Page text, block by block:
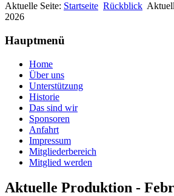
Aktuelle Seite: Startseite Rückblick
2026
Hauptmenü
Home
Über uns
Unterstützung
Historie
Das sind wir
Sponsoren
Anfahrt
Impressum
Mitgliederbereich
Mitglied werden
Aktuelle Produktion -